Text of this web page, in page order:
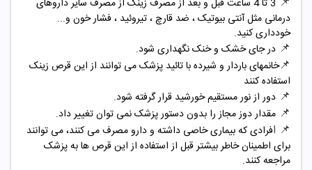
درمانی مثل آنتی بیوتیک ، ضد قارچ ، تیروئید ، فشار خون و...
خودداری کنید.
📌 در جای خشک و خنک نگهداری شود.
📌خانمهای باردار و شیرده با تائید پزشک می توانند از این قرص زینک
استفاده کنند
📌 دور از نور مستقیم خورشید قرار گرفته شود.
📌 مقدار دوز مجاز را بدون دستور پزشک نمی توان تغییر داد.
📌 افرادی که بیماری خاصی داشته و دارو مصرف می کنند، می توانند
برای اطمینان خاطر بیشتر قبل از استفاده از این قرص ها به پزشک
مراجعه کنند.